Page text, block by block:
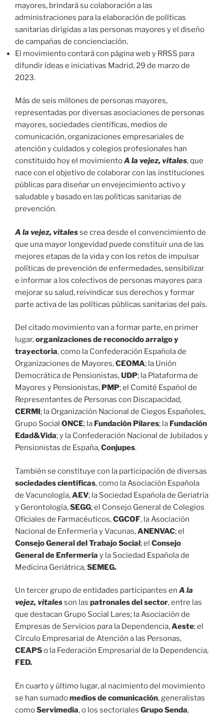
mayores, brindará su colaboración a las
administraciones para la elaboración de políticas
sanitarias dirigidas a las personas mayores y el diseño
de campañas de concienciación.
El movimiento contará con página web y RRSS para
difundir ideas e iniciativas Madrid, 29 de marzo de
2023.
Más de seis millones de personas mayores,
representadas por diversas asociaciones de personas
mayores, sociedades científicas, medios de
comunicación, organizaciones empresariales de
atención y cuidados y colegios profesionales han
constituido hoy el movimientoA la vejez, vitales, que
nace con el objetivo de colaborar con las instituciones
públicas para diseñar un envejecimiento activo y
saludable y basado en las políticas sanitarias de
prevención.
A la vejez, vitalesse crea desde el convencimiento de
que una mayor longevidad puede constituir una de las
mejores etapas de la vida y con los retos de impulsar
políticas de prevención de enfermedades, sensibilizar
e informar a los colectivos de personas mayores para
mejorar su salud, reivindicar sus derechos y formar
parte activa de las políticas públicas sanitarias del país.
Del citado movimiento van a formar parte, en primer
lugar,organizaciones de reconocidoarraigo y
trayectoria, como la Confederación Española de
Organizaciones de Mayores,CEOMA; la Unión
Democrática de Pensionistas,UDP; la Plataforma de
Mayores y Pensionistas, PMP; el Comité Español de
Representantes de Personas con Discapacidad,
CERMI; la Organización Nacional de Ciegos Españoles,
Grupo Social ONCE; la Fundación Pilares; la Fundación
Edad&Vida; y la Confederación Nacional de Jubilados y
Pensionistas de España,Conjupes.
También se constituye con la participación de diversas
sociedades científicas, como la Asociación Española
de Vacunología,AEV; la Sociedad Española de Geriatría
y Gerontología,SEGG; el Consejo General de Colegios
Oficiales de Farmacéuticos,CGCOF, la Asociación
Nacional de Enfermería y Vacunas,ANENVAC; el
Consejo General delTrabajo Social; el Consejo
General de Enfermería y la Sociedad Española de
Medicina Geriátrica,SEMEG.
Un tercer grupo de entidades participantes en A la
vejez, vitalesson las patronalesdel sector, entre las
que destacan Grupo Social Lares; la Asociación de
Empresas de Servicios para la Dependencia,Aeste; el
Círculo Empresarial de Atención a las Personas,
CEAPSo la Federación Empresarial de la Dependencia,
FED.
En cuarto y último lugar, al nacimiento del movimiento
se han sumadomedios decomunicación, generalistas
comoServimedia, o los sectoriales Grupo Senda,